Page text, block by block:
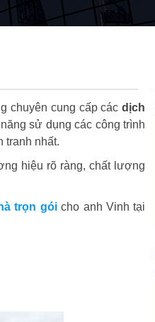
chuyên cung cấp cácdịch
sử dụng các công trình
tranh nhất.
hiệu rõ ràng, chất lượng
trọn góicho anh Vinh tại